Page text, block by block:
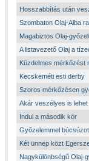
Hosszabbítás után
Szombaton Olaj-Alba
Magabiztos Olaj-
A listavezető Olaj a
Küzdelmes mérkőzést
Kecskeméti esti derby
Szoros mérkőzésen
Akár veszélyes is lehet
Indul a második kör
Győzelemmel
Két ünnep közt
Nagykülönbségű Olaj-